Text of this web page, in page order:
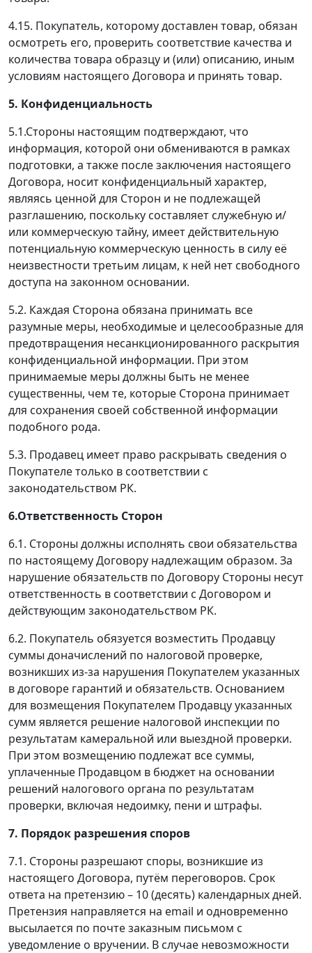
4.15. Покупатель, которому доставлен товар, обязан
осмотреть его, проверить соответствие качества и
количества товара образцу и (или) описанию, иным
условиям настоящего Договора и принять товар.
5. Конфиденциальность
5.1.Стороны настоящим подтверждают, что
информация, которой они обмениваются в рамках
подготовки, а также после заключения настоящего
Договора, носит конфиденциальный характер,
являясь ценной для Сторон и не подлежащей
разглашению, поскольку составляет служебную и/
или коммерческую тайну, имеет действительную
потенциальную коммерческую ценность в силу её
неизвестности третьим лицам, к ней нет свободного
доступа на законном основании.
5.2. Каждая Сторона обязана принимать все
разумные меры, необходимые и целесообразные для
предотвращения несанкционированного раскрытия
конфиденциальной информации. При этом
принимаемые меры должны быть не менее
существенны, чем те, которые Сторона принимает
для сохранения своей собственной информации
подобного рода.
5.3. Продавец имеет право раскрывать сведения о
Покупателе только в соответствии с
законодательством РК.
6.Ответственность Сторон
6.1. Стороны должны исполнять свои обязательства
по настоящему Договору надлежащим образом. За
нарушение обязательств по Договору Стороны несут
ответственность в соответствии с Договором и
действующим законодательством РК.
6.2. Покупатель обязуется возместить Продавцу
суммы доначислений по налоговой проверке,
возникших из-за нарушения Покупателем указанных
в договоре гарантий и обязательств. Основанием
для возмещения Покупателем Продавцу указанных
сумм является решение налоговой инспекции по
результатам камеральной или выездной проверки.
При этом возмещению подлежат все суммы,
уплаченные Продавцом в бюджет на основании
решений налогового органа по результатам
проверки, включая недоимку, пени и штрафы.
7. Порядок разрешения споров
7.1. Стороны разрешают споры, возникшие из
настоящего Договора, путём переговоров. Срок
ответа на претензию – 10 (десять) календарных дней.
Претензия направляется на email и одновременно
высылается по почте заказным письмом с
уведомление о вручении. В случае невозможности